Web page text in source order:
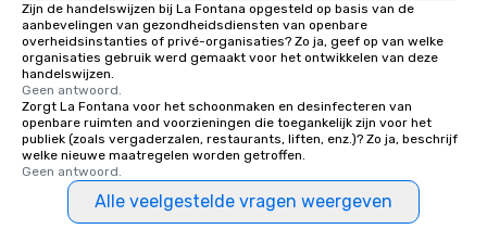
Zijn de handelswijzen bij La Fontana opgesteld op basis van de
aanbevelingen van gezondheidsdiensten van openbare
overheidsinstanties of privé-organisaties? Zo ja, geef op van welke
organisaties gebruik werd gemaakt voor het ontwikkelen van deze
handelswijzen.
Geen antwoord.
Zorgt La Fontana voor het schoonmaken en desinfecteren van
openbare ruimten and voorzieningen die toegankelijk zijn voor het
publiek (zoals vergaderzalen, restaurants, liften, enz.)? Zo ja, beschrijf
welke nieuwe maatregelen worden getroffen.
Geen antwoord.
Alle veelgestelde vragen weergeven